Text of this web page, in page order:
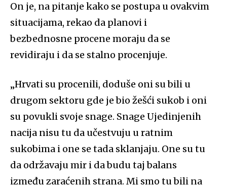
On je, na pitanje kako se postupa u ovakvim
situacijama, rekao da planovi i
bezbednosne procene moraju da se
revidiraju i da se stalno procenjuje.
„Hrvati su procenili, doduše oni su bili u
drugom sektoru gde je bio žešći sukob i oni
su povukli svoje snage. Snage Ujedinjenih
nacija nisu tu da učestvuju u ratnim
sukobima i one se tada sklanjaju. One su tu
da održavaju mir i da budu taj balans
između zaraćenih strana. Mi smo tu bili na